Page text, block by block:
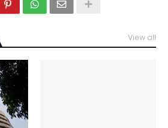
View all